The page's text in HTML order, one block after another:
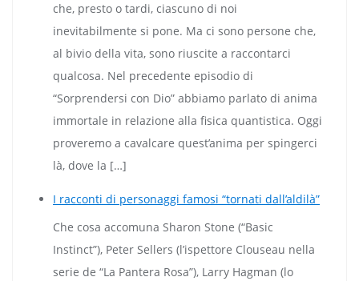
che, presto o tardi, ciascuno di noi
inevitabilmente si pone. Ma ci sono persone che,
al bivio della vita, sono riuscite a raccontarci
qualcosa. Nel precedente episodio di
“Sorprendersi con Dio” abbiamo parlato di anima
immortale in relazione alla fisica quantistica. Oggi
proveremo a cavalcare quest’anima per spingerci
là, dove la […]
I racconti di personaggi famosi “tornati dall’aldilà”
Che cosa accomuna Sharon Stone (“Basic
Instinct”), Peter Sellers (l’ispettore Clouseau nella
serie de “La Pantera Rosa”), Larry Hagman (lo